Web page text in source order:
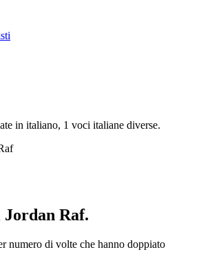
in italiano, 1 voci italiane diverse.
Jordan Raf.
numero di volte che hanno doppiato